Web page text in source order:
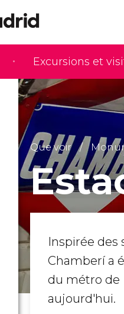
Excursions et
Que voir
Inspirée des
Chamberí a
du métro de
aujourd'hui.